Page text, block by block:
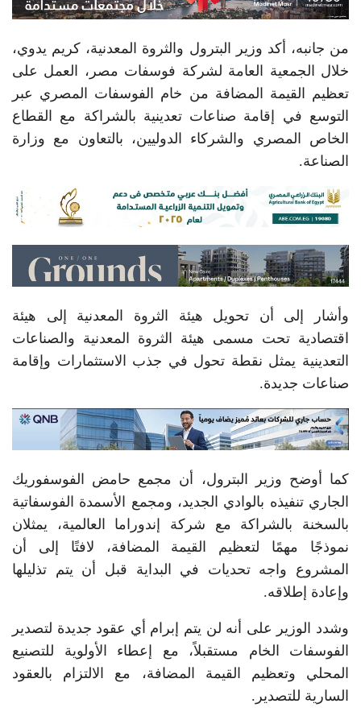
من جانبه، أكد وزير البترول والثروة المعدنية، كريم يدوي،
خلال الجمعية العامة لشركة فوسفات مصر، العمل على
تعظيم القيمة المضافة من خام الفوسفات المصري عبر
التوسع في إقامة صناعات تعدينية بالشراكة مع القطاع
الخاص المصري والشركاء الدوليين، بالتعاون مع وزارة
الصناعة.
وأشار إلى أن تحويل هيئة الثروة المعدنية إلى هيئة
اقتصادية تحت مسمى هيئة الثروة المعدنية والصناعات
التعدينية يمثل نقطة تحول في جذب الاستثمارات وإقامة
صناعات جديدة.
كما أوضح وزير البترول، أن مجمع حامض الفوسفوريك
الجاري تنفيذه بالوادي الجديد، ومجمع الأسمدة الفوسفاتية
بالسخنة بالشراكة مع شركة إندوراما العالمية، يمثلان
نموذجًا مهمًا لتعظيم القيمة المضافة، لافتًا إلى أن
المشروع واجه تحديات في البداية قبل أن يتم تذليلها
وإعادة إطلاقه.
وشدد الوزير على أنه لن يتم إبرام أي عقود جديدة لتصدير
الفوسفات الخام مستقبلاً، مع إعطاء الأولوية للتصنيع
المحلي وتعظيم القيمة المضافة، مع الالتزام بالعقود
السارية للتصدير.